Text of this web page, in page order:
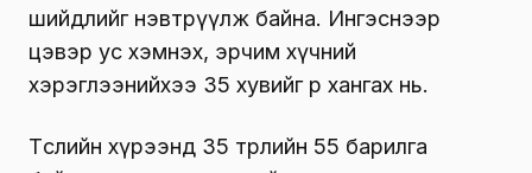
шийдлийг нэвтрүүлж байна. Ингэснээр
цэвэр ус хэмнэх, эрчим хүчний
хэрэглээнийхээ 35 хувийг өөрөө хангах нь.
Төслийн хүрээнд 35 төрлийн 55 барилга